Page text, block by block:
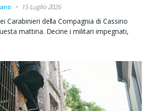
15 Luglio 2026
Carabinieri della Compagnia di Cassino
mattina. Decine i militari impegnati,